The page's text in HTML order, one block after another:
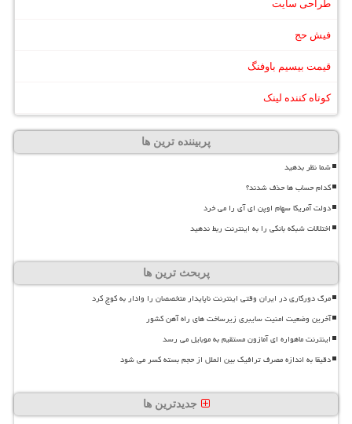
طراحی سایت
فیش حج
قیمت بیسیم باوفنگ
کوتاه کننده لینک
پربیننده ترین ها
شما نظر بدهید
کدام حساب ها حذف شدند؟
دولت آمریکا سهام اوپن ای آی را می خرد
اختلالات شبکه بانکی را به اینترنت ربط ندهید
پربحث ترین ها
مرگ دورکاری در ایران وقتی اینترنت ناپایدار متخصصان را وادار به کوچ کرد
آخرین وضعیت امنیت سایبری زیرساخت های راه آهن کشور
اینترنت ماهواره ای آمازون مستقیم به موبایل می رسد
دقیقا به اندازه مصرف ترافیک بین الملل از حجم بسته کسر می شود
جدیدترین ها